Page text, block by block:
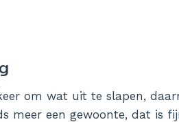
om wat uit te slapen,
meer een gewoonte, dat is